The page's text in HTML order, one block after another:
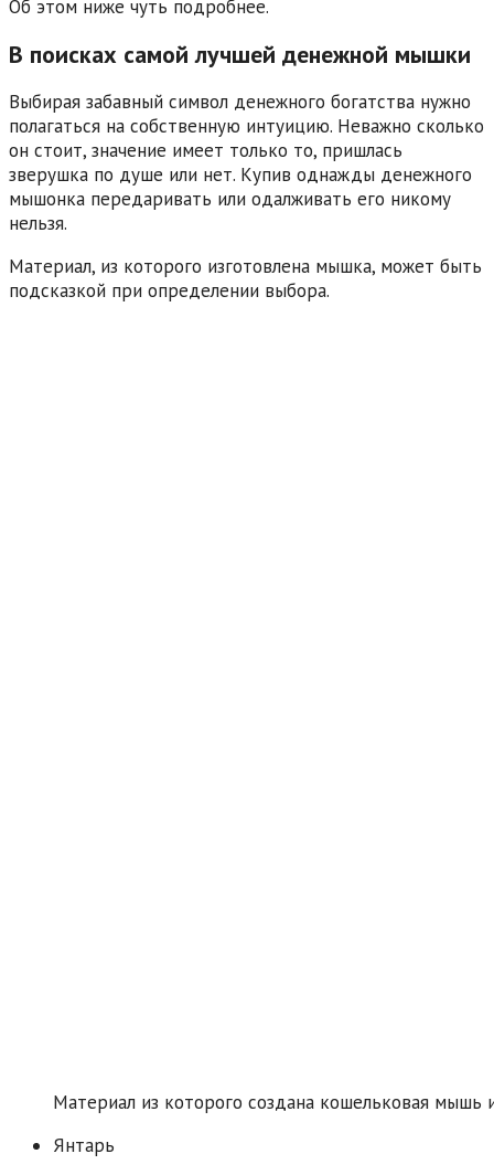
Об этом ниже чуть подробнее.
В поисках самой лучшей денежной мышки
Выбирая забавный символ денежного богатства нужно
полагаться на собственную интуицию. Неважно сколько
он стоит, значение имеет только то, пришлась
зверушка по душе или нет. Купив однажды денежного
мышонка передаривать или одалживать его никому
нельзя.
Материал, из которого изготовлена мышка, может быть
подсказкой при определении выбора.
Материал из которого создана кошельковая мышь
Янтарь